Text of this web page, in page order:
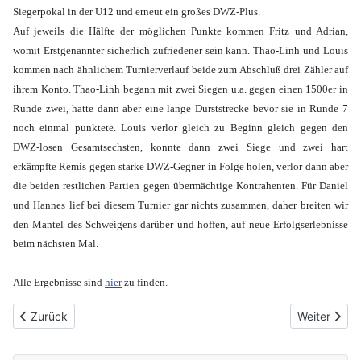
Siegerpokal in der U12 und erneut ein großes DWZ-Plus.
Auf jeweils die Hälfte der möglichen Punkte kommen Fritz und Adrian,
womit Erstgenannter sicherlich zufriedener sein kann. Thao-Linh und Louis
kommen nach ähnlichem Turnierverlauf beide zum Abschluß drei Zähler auf
ihrem Konto. Thao-Linh begann mit zwei Siegen u.a. gegen einen 1500er in
Runde zwei, hatte dann aber eine lange Durststrecke bevor sie in Runde 7
noch einmal punktete. Louis verlor gleich zu Beginn gleich gegen den
DWZ-losen Gesamtsechsten, konnte dann zwei Siege und zwei hart
erkämpfte Remis gegen starke DWZ-Gegner in Folge holen, verlor dann aber
die beiden restlichen Partien gegen übermächtige Kontrahenten. Für Daniel
und Hannes lief bei diesem Turnier gar nichts zusammen, daher breiten wir
den Mantel des Schweigens darüber und hoffen, auf neue Erfolgserlebnisse
beim nächsten Mal.
Alle Ergebnisse sind hierzu finden.
Vorheriger Beitrag: BJEM Finale – Karl ist neuer Berliner Meister
Zurück Nächster
Weiter